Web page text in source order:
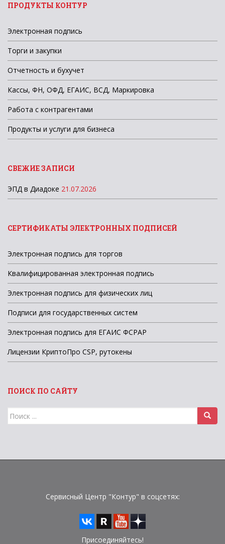
ПРОДУКТЫ КОНТУР
Электронная подпись
Торги и закупки
Отчетность и бухучет
Кассы, ФН, ОФД, ЕГАИС, ВСД, Маркировка
Работа с контрагентами
Продукты и услуги для бизнеса
СВЕЖИЕ ЗАПИСИ
ЭПД в Диадоке 21.07.2026
СЕРТИФИКАТЫ ЭЛЕКТРОННЫХ ПОДПИСЕЙ
Электронная подпись для торгов
Квалифицированная электронная подпись
Электронная подпись для физических лиц
Подписи для государственных систем
Электронная подпись для ЕГАИС ФСРАР
Лицензии КриптоПро CSP, рутокены
ПОИСК ПО САЙТУ
Поиск
для:
Сервисный Центр "Контур" в соцсетях:
Присоединяйтесь!